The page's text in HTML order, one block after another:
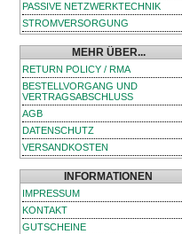
PASSIVE NETZWERKTECHNIK
STROMVERSORGUNG
MEHR ÜBER...
RETURN POLICY / RMA
BESTELLVORGANG UND
VERTRAGSABSCHLUSS
AGB
DATENSCHUTZ
VERSANDKOSTEN
INFORMATIONEN
IMPRESSUM
KONTAKT
GUTSCHEINE